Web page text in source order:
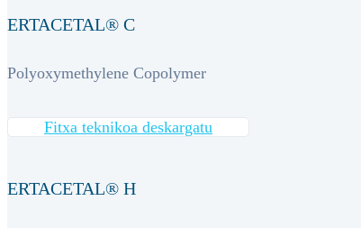
ERTACETAL® C
Polyoxymethylene Copolymer
Fitxa teknikoa deskargatu
ERTACETAL® H